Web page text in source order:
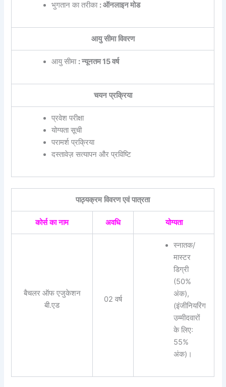
भुगतान का तरीका : ऑनलाइन मोड
आयु सीमा विवरण
आयु सीमा : न्यूनतम 15 वर्ष
चयन प्रक्रिया
प्रवेश परीक्षा
योग्यता सूची
परामर्श प्रक्रिया
दस्तावेज़ सत्यापन और प्रविष्टि
पाठ्यक्रम विवरण एवं पात्रता
कोर्स का नाम अवधि योग्यता
बैचलर ऑफ एजुकेशन
बी.एड
02 वर्ष
स्नातक/
मास्टर
डिग्री
(50%
अंक),
(इंजीनियरिंग
उम्मीदवारों
के लिए:
55%
अंक)।